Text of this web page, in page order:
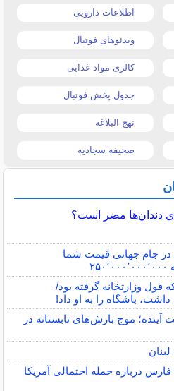
اطلاعات دارویی
ویدئوهای فوتبال
کالری مواد غذایی
جدول پخش فوتبال
نهج البلاغه
صحیفه سجادیه
دندان‌ها مضر است؟
جام جهانی قیمت شما
وزارتخانه گرفته بود/
باشگاه را به او داد!
کشور در ۷۲ ساعت آینده؛ موج بارش‌های تابستانه در
درباره حمله احتمالی آمریکا